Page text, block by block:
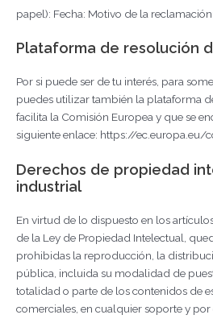
papel): Fecha: Motivo de la reclamación:
Plataforma de resolución
Por si puede ser de tu interés, para
puedes utilizar también la plataforma
facilita la Comisión Europea y que se
siguiente enlace: https://
Derechos de propiedad
industrial
En virtud de lo dispuesto en los
de la Ley de Propiedad Intelectual,
prohibidas la reproducción, la
pública, incluida su modalidad de
totalidad o parte de los contenidos de
comerciales, en cualquier soporte y